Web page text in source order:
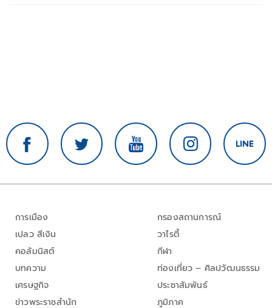
การเมือง
เปลว สีเงิน
คอลัมนิสต์
บทความ
เศรษฐกิจ
ข่าวพระราชสำนัก
กรองสถานการณ์
วาไรตี้
กีฬา
ท่องเที่ยว – ศิลปวัฒนธรรม
ประชาสัมพันธ์
ภูมิภาค